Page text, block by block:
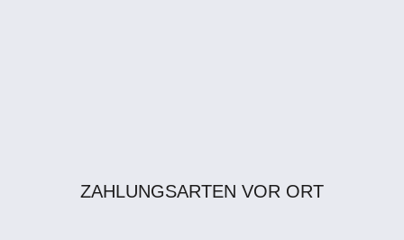
ZAHLUNGSARTEN VOR ORT